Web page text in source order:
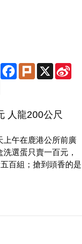
Line Facebook
Plurk X
人龍200公尺
上午在鹿港公所前廣
選蛋只賣一百元，
百組；搶到頭香的是